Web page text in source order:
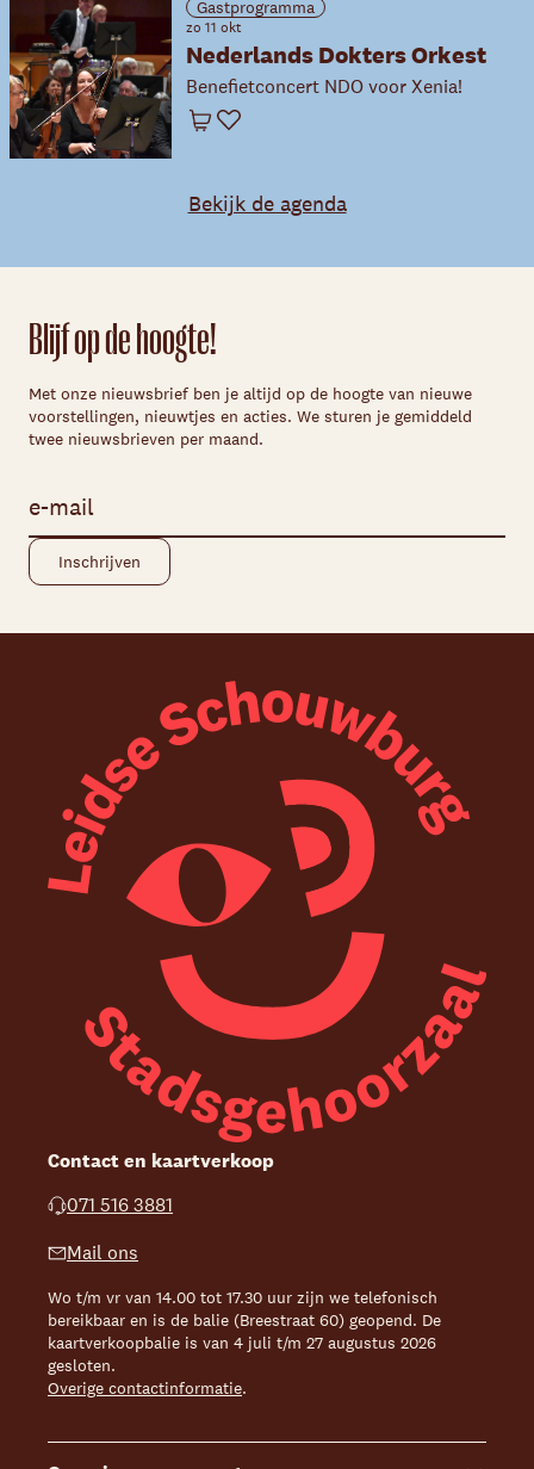
Gastprogramma
zo 11 okt
Nederlands Dokters Orkest
Benefietconcert NDO voor Xenia!
Winkelwagen
Favoriet
Bekijk de agenda
Blijf op de hoogte!
Met onze nieuwsbrief ben je altijd op de hoogte van nieuwe
voorstellingen, nieuwtjes en acties. We sturen je gemiddeld
twee nieuwsbrieven per maand.
Contact en kaartverkoop
071 516 3881
Mail ons
Wo t/m vr van 14.00 tot 17.30 uur zijn we telefonisch
bereikbaar en is de balie (Breestraat 60) geopend. De
kaartverkoopbalie is van 4 juli t/m 27 augustus 2026
gesloten.
Overige contactinformatie.